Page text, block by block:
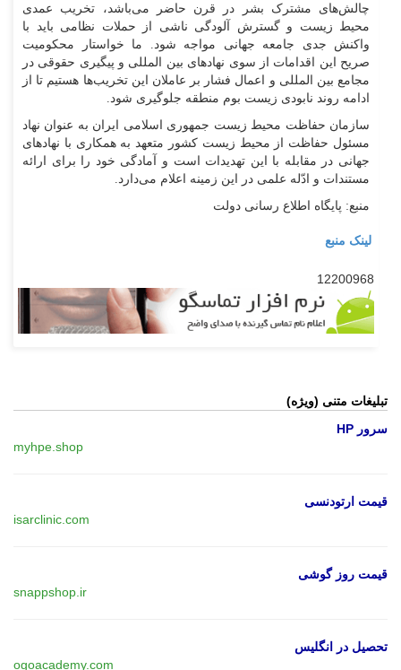
چالش‌های مشترک بشر در قرن حاضر می‌باشد، تخریب عمدی
محیط زیست و گسترش آلودگی ناشی از حملات نظامی باید با
واکنش جدی جامعه جهانی مواجه شود. ما خواستار محکومیت
صریح این اقدامات از سوی نهاد‌های بین المللی و پیگیری حقوقی در
مجامع بین المللی و اعمال فشار بر عاملان این تخریب‌ها هستیم تا از
ادامه روند نابودی زیست بوم منطقه جلوگیری شود.
سازمان حفاظت محیط زیست جمهوری اسلامی ایران به عنوان نهاد
مسئول حفاظت از محیط زیست کشور متعهد به همکاری با نهاد‌های
جهانی در مقابله با این تهدیدات است و آمادگی خود را برای ارائه
مستندات و ادّله علمی در این زمینه اعلام می‌دارد.
منبع: پایگاه اطلاع رسانی دولت
لینک منبع
12200968
تبلیغات متنی (ویژه)
سرور HP
myhpe.shop
قیمت ارتودنسی
isarclinic.com
قیمت روز گوشی
snappshop.ir
تحصیل در انگلیس
ogoacademy.com